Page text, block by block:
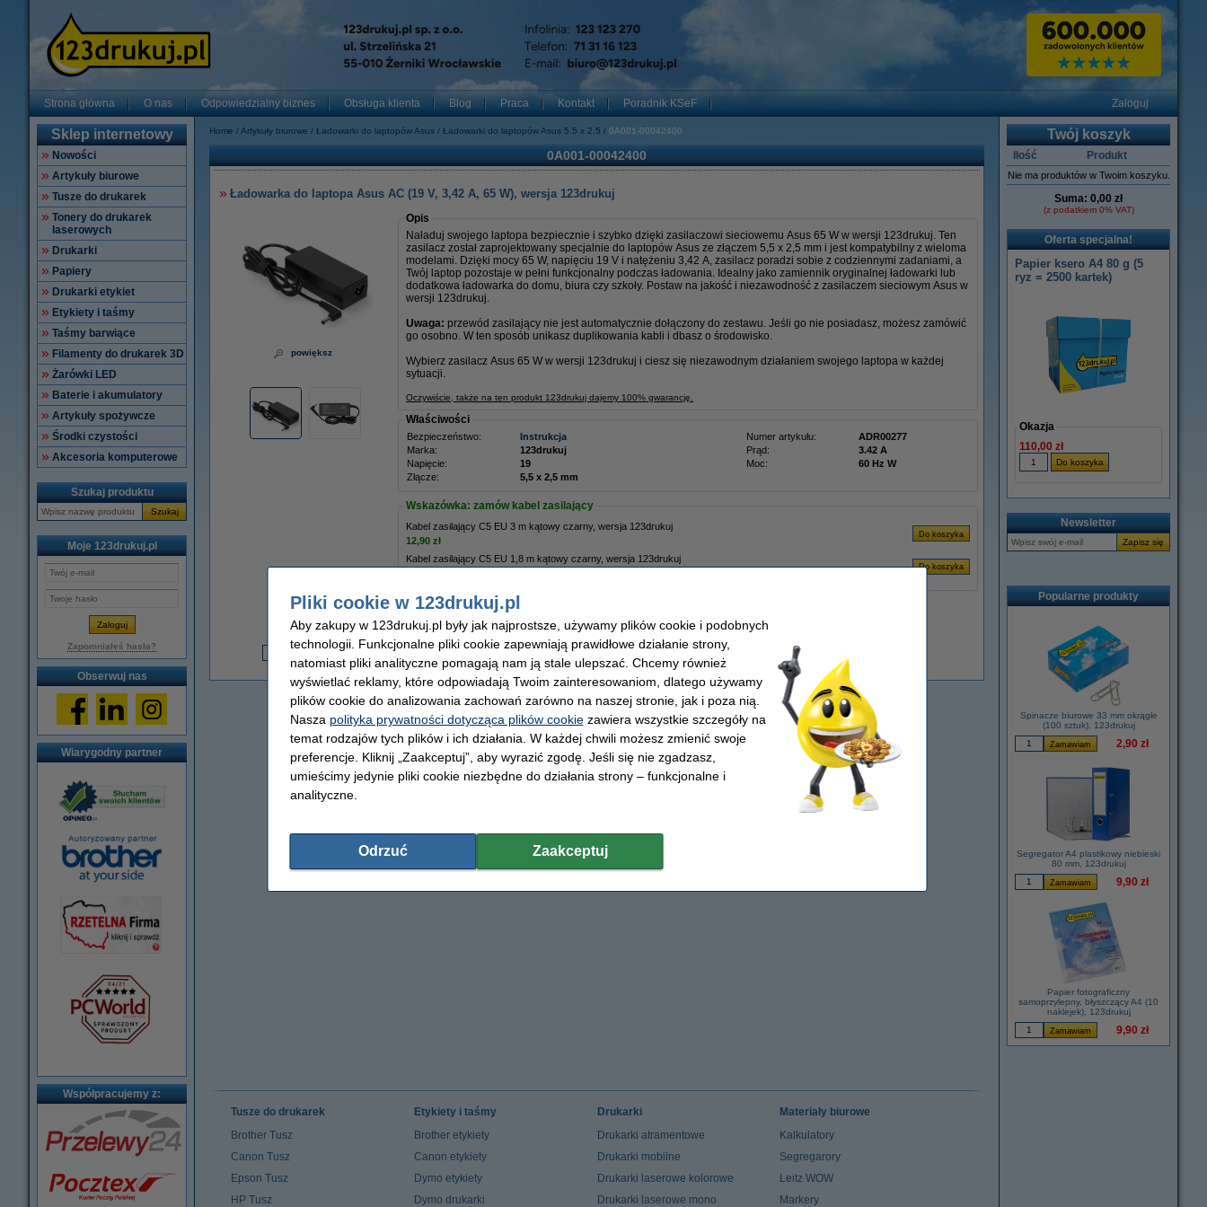
Strona główna O nas Odpowiedzialny biznes Obsługa klienta Blog Praca Kontakt Poradnik KSeF Zaloguj
Sklep internetowy
Nowości
Artykuły biurowe
Tusze do drukarek
Tonery do drukarek
laserowych
Drukarki
Papiery
Drukarki etykiet
Etykiety i taśmy
Taśmy barwiące
Filamenty do drukarek 3D
Żarówki LED
Baterie i akumulatory
Artykuły spożywcze
Środki czystości
Akcesoria komputerowe
Szukaj produktu
Szukaj
Moje 123drukuj.pl
Zapomniałeś hasła?
Obserwuj nas
Wiarygodny partner
Współpracujemy z:
Home Artykuły biurowe Ładowarki do laptopów Asus Ładowarki do laptopów Asus 5.5 x 2.5 0A001-00042400
0A001-00042400
Ładowarka do laptopa Asus AC (19 V, 3,42 A, 65 W), wersja 123drukuj
powiększ
Opis
Naładuj swojego laptopa bezpiecznie i szybko dzięki zasilaczowi sieciowemu Asus 65 W w wersji 123drukuj. Ten
zasilacz został zaprojektowany specjalnie do laptopów Asus ze złączem 5,5 x 2,5 mm i jest kompatybilny z wieloma
modelami. Dzięki mocy 65 W, napięciu 19 V i natężeniu 3,42 A, zasilacz poradzi sobie z codziennymi zadaniami, a
Twój laptop pozostaje w pełni funkcjonalny podczas ładowania. Idealny jako zamiennik oryginalnej ładowarki lub
dodatkowa ładowarka do domu, biura czy szkoły. Postaw na jakość i niezawodność z zasilaczem sieciowym Asus w
wersji 123drukuj.
Uwaga: przewód zasilający nie jest automatycznie dołączony do zestawu. Jeśli go nie posiadasz, możesz zamówić
go osobno. W ten sposób unikasz duplikowania kabli i dbasz o środowisko.
Wybierz zasilacz Asus 65 W w wersji 123drukuj i ciesz się niezawodnym działaniem swojego laptopa w każdej
sytuacji.
Oczywiście, także na ten produkt 123drukuj dajemy 100% gwarancję.
Właściwości
Bezpieczeństwo: Instrukcja Numer artykułu:
ADR00277
Marka:
123drukuj Prąd:
3.42 A
Napięcie:
19 Moc:
60 Hz W
Złącze:
5,5 x 2,5 mm
Wskazówka: zamów kabel zasilający
Kabel zasilający C5 EU 3 m kątowy czarny, wersja 123drukuj
12,90 zł
Kabel zasilający C5 EU 1,8 m kątowy czarny, wersja 123drukuj
Zamów na poniedziałek
39,00 zł
31,71 zł bez VAT Dostępny
Twój koszyk
Ilość Produkt
Nie ma produktów w Twoim koszyku.
Suma: 0,00 zł
(z podatkiem 0% VAT)
Oferta specjalna!
Papier ksero A4 80 g (5
ryz = 2500 kartek)
Okazja
110,00 zł
Newsletter
Popularne produkty
Spinacze biurowe 33 mm okrągłe
(100 sztuk), 123drukuj
2,90 zł
Segregator A4 plastikowy niebieski
80 mm, 123drukuj
9,90 zł
Papier fotograficzny
samoprzylepny, błyszczący A4 (10
naklejek), 123drukuj
9,90 zł
Tusze do drukarek
Brother Tusz
Canon Tusz
Epson Tusz
HP Tusz
Etykiety i taśmy
Brother etykiety
Canon etykiety
Dymo etykiety
Dymo drukarki
Drukarki
Drukarki atramentowe
Drukarki mobilne
Drukarki laserowe kolorowe
Drukarki laserowe mono
Materiały biurowe
Kalkulatory
Segregarory
Leitz WOW
Markery
Pliki cookie w 123drukuj.pl
Aby zakupy w 123drukuj.pl były jak najprostsze, używamy plików cookie i podobnych
technologii. Funkcjonalne pliki cookie zapewniają prawidłowe działanie strony,
natomiast pliki analityczne pomagają nam ją stale ulepszać. Chcemy również
wyświetlać reklamy, które odpowiadają Twoim zainteresowaniom, dlatego używamy
plików cookie do analizowania zachowań zarówno na naszej stronie, jak i poza nią.
Nasza polityka prywatności dotycząca plików cookiezawiera wszystkie szczegóły na
temat rodzajów tych plików i ich działania. W każdej chwili możesz zmienić swoje
preferencje. Kliknij „Zaakceptuj”, aby wyrazić zgodę. Jeśli się nie zgadzasz,
umieścimy jedynie pliki cookie niezbędne do działania strony – funkcjonalne i
analityczne.
Odrzuć Zaakceptuj